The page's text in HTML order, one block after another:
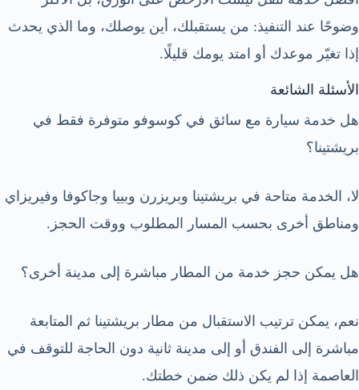
وضوحًا عند التنفيذ: من يستقبلك، أين يوصلك، وما الذي يحدث
إذا تغيّر موعدك أو امتد يومك قليلًا.
الأسئلة الشائعة
هل خدمة سيارة مع سائق في كوسوفو متوفرة فقط في
بريشتينا؟
لا، الخدمة متاحة في بريشتينا وبريزرن وبييا وجاكوفا وفيريزاي
ومناطق أخرى بحسب المسار المطلوب ووقت الحجز.
هل يمكن حجز خدمة من المطار مباشرة إلى مدينة أخرى؟
نعم، يمكن ترتيب الاستقبال من مطار بريشتينا ثم المتابعة
مباشرة إلى الفندق أو إلى مدينة ثانية دون الحاجة للتوقف في
العاصمة إذا لم يكن ذلك ضمن خطتك.